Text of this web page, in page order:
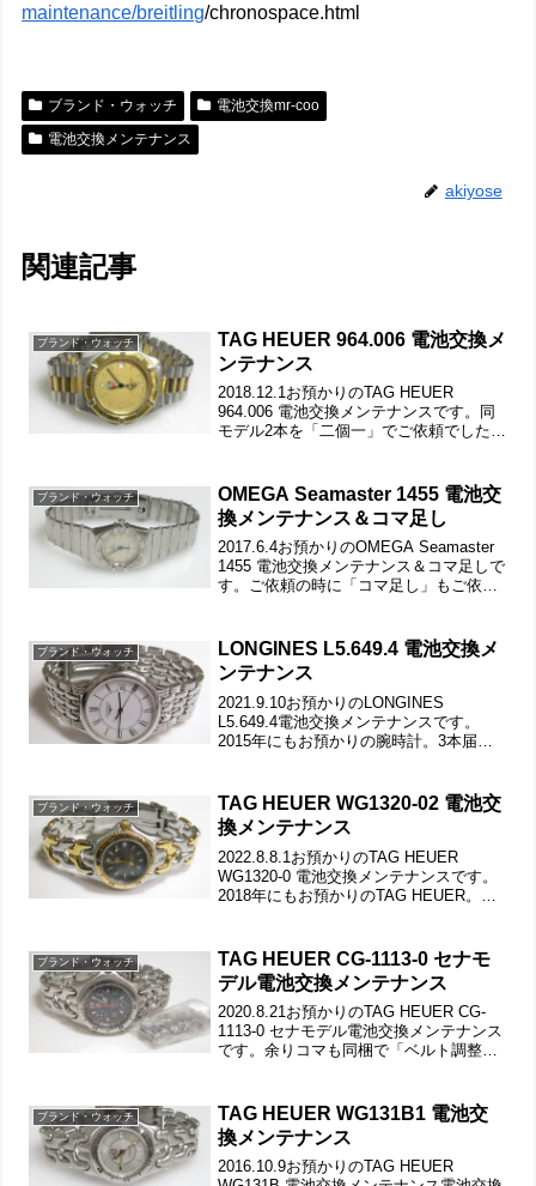
maintenance/breitling/chronospace.html
ブランド・ウォッチ
電池交換mr-coo
電池交換メンテナンス
akiyose
関連記事
ブランド・ウォッチ
TAG HEUER 964.006 電池交換メ
ンテナンス
2018.12.1お預かりのTAG HEUER
964.006 電池交換メンテナンスです。同
モデル2本を「二個一」でご依頼でしたの
けました。二個一ですが、流れで行う
事...
ブランド・ウォッチ
OMEGA Seamaster 1455 電池交
換メンテナンス＆コマ足し
2017.6.4お預かりのOMEGA Seamaster
1455 電池交換メンテナンス＆コマ足しで
す。ご依頼の時に「コマ足し」もご依頼
すがにガラ箱にはブランド・ウォッ...
ブランド・ウォッチ
LONGINES L5.649.4 電池交換メ
ンテナンス
2021.9.10お預かりのLONGINES
L5.649.4電池交換メンテナンスです。
2015年にもお預かりの腕時計。3本届い
て。ステンレス無垢バンドに三つ折れ
プ...
ブランド・ウォッチ
TAG HEUER WG1320-02 電池交
換メンテナンス
2022.8.8.1お預かりのTAG HEUER
WG1320-0 電池交換メンテナンスです。
2018年にもお預かりのTAG HEUER。竜
整位置をチェックします。ラグ...
ブランド・ウォッチ
TAG HEUER CG-1113-0 セナモ
デル電池交換メンテナンス
2020.8.21お預かりのTAG HEUER CG-
1113-0 セナモデル電池交換メンテナンス
です。余りコマも同梱で「ベルト調整・2
三つ折れダブルロック。微調整位置...
ブランド・ウォッチ
TAG HEUER WG131B1 電池交
換メンテナンス
2016.10.9お預かりのTAG HEUER